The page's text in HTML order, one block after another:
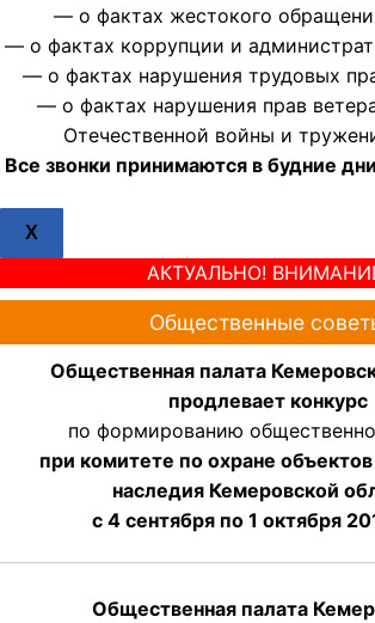
— о фактах жестокого
— о фактах коррупции и
— о фактах нарушения трудовых
— о фактах нарушения прав
Отечественной войны и
Все звонки принимаются в будние
X
АКТУАЛЬНО!
Общественные
Общественная палата
продлевает конкурс
по формированию
при комитете по охране объектов
наследия Кемеровской
с 4 сентября по 1 октября
Общественная палата